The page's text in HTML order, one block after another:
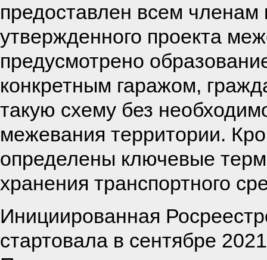
предоставлен всем
утвержденного проекта
предусмотрено
конкретным гаражом,
такую схему без
межевания территории.
определены ключевые
хранения транспортного
Инициированная
стартовала в сентябре